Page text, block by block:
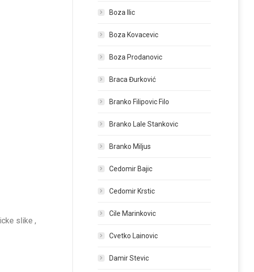
slike ,
Boza Ilic
Boza Kovacevic
Boza Prodanovic
Braca Đurković
Branko Filipovic Filo
Branko Lale Stankovic
Branko Miljus
Cedomir Bajic
Cedomir Krstic
Cile Marinkovic
Cvetko Lainovic
Damir Stevic